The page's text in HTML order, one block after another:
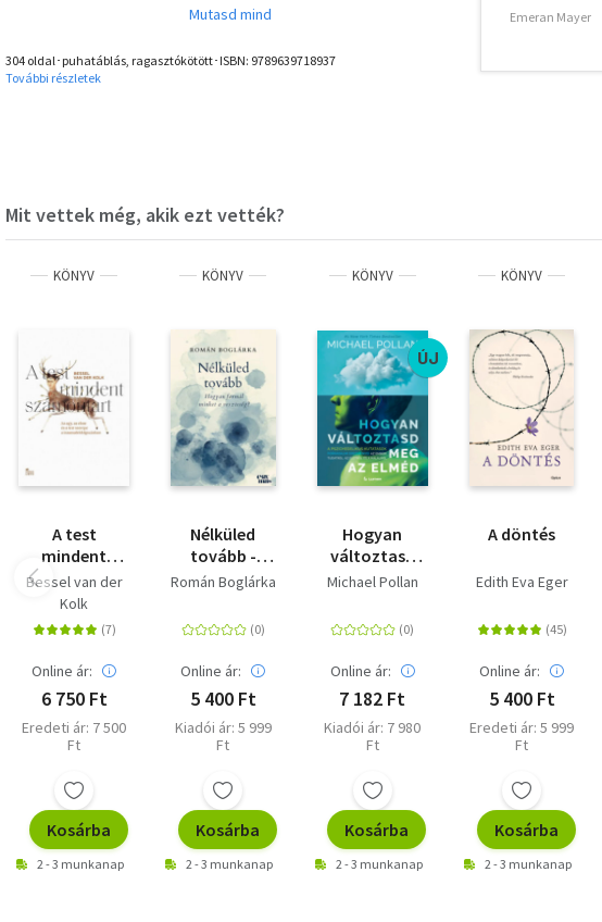
legmodernebb, evolúciós szempontból legfejlettebb felfogásával.
átalakulás vagy a személyes evolúció kirobbanóan erőteljes, az
összes eddig kidolgozottól eltérő megközelítése. Tudom, mindez
Olvasd el mások véleményét is!
304 oldal･puhatáblás, ragasztókötött･ISBN: 9789639718937
További részletek
Emeran Mayer
Mit vettek még, akik ezt vették?
KÖNYV
A test
mindent
számontart -
Az agy, az
elme és a test
szerepe a
traumafeldolgozásban
Bessel van der
Kolk
Online ár:
6 750 Ft
Eredeti ár: 7 500
Ft
Kosárba
2 - 3 munkanap
KÖNYV
Nélküled
tovább -
Hogyan
minket a
veszteség?
Román Boglárka
Online ár:
5 400 Ft
Kiadói ár: 5 999
Ft
Kosárba
2 - 3 munkanap
KÖNYV
ÚJ
Hogyan
változtasd
meg az elméd
pszichedelikus
kutatások
forradalmi
az emberi
tudatról, az
életről és a
Michael Pollan
Online ár:
7 182 Ft
Kiadói ár: 7 980
Ft
Kosárba
2 - 3 munkanap
KÖNYV
A döntés
Edith Eva Eger
Online ár:
5 400 Ft
Eredeti ár: 5 999
Ft
Kosárba
2 - 3 munkanap